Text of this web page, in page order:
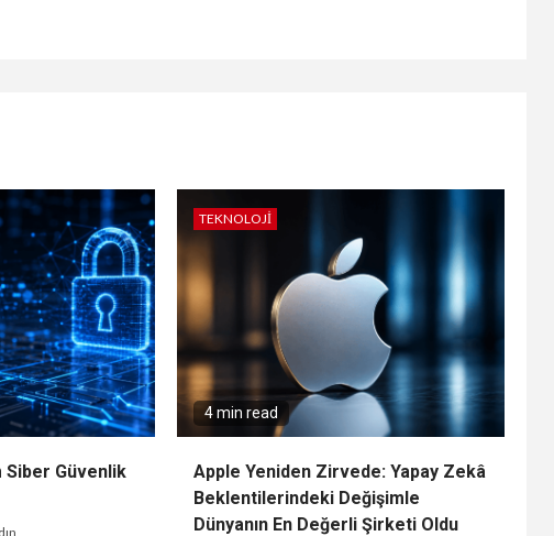
Güvenlik
TEKNOLOJI
4 min read
Apple Yeniden Zirvede: Yapay Zekâ
Beklentilerindeki Değişimle
Dünyanın En Değerli Şirketi Oldu